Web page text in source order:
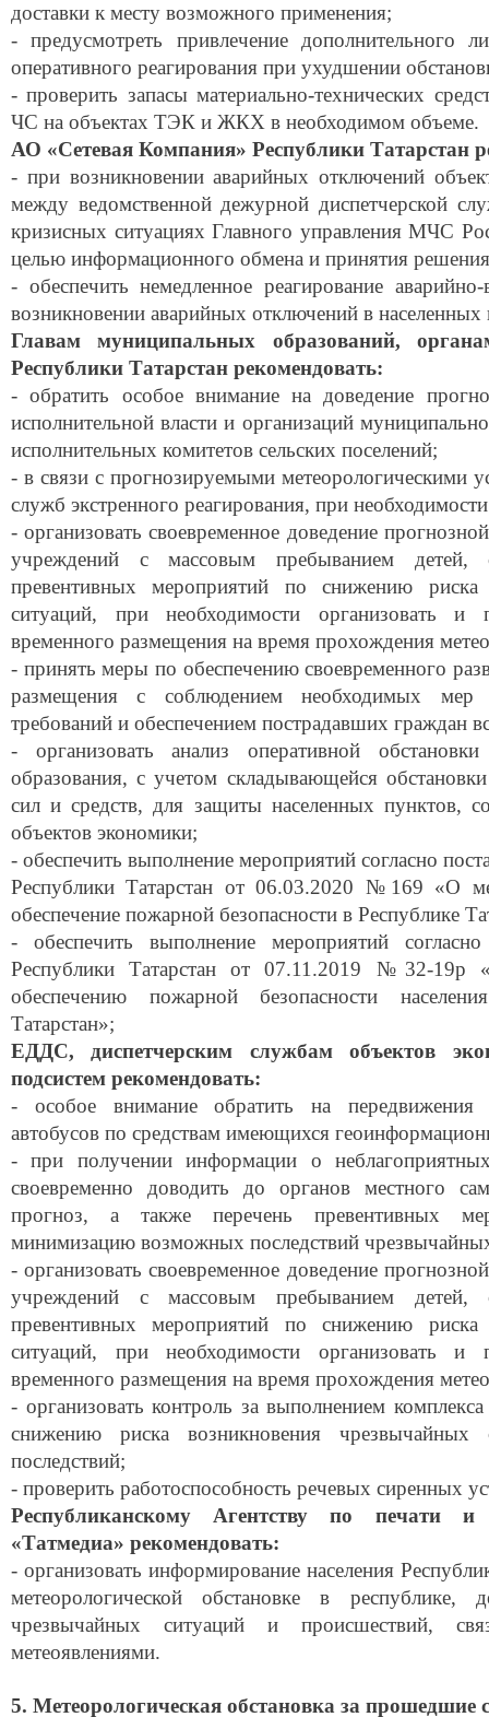
доставки к месту возможного применения;
- предусмотреть привлечение дополнительного
оперативного реагирования при ухудшении
- проверить запасы материально-технических
ЧС на объектах ТЭК и ЖКХ в необходимом объеме.
АО «Сетевая Компания» Республики Татарстан
- при возникновении аварийных отключений
между ведомственной дежурной диспетчерской
кризисных ситуациях Главного управления МЧС
целью информационного обмена и принятия
- обеспечить немедленное реагирование
возникновении аварийных отключений в населенных
Главам муниципальных образований,
Республики Татарстан рекомендовать:
- обратить особое внимание на доведение
исполнительной власти и организаций
исполнительных комитетов сельских поселений;
- в связи с прогнозируемыми метеорологическими
служб экстренного реагирования, при
- организовать своевременное доведение
учреждений с массовым пребыванием детей,
превентивных мероприятий по снижению риска
ситуаций, при необходимости организовать и
временного размещения на время прохождения
- принять меры по обеспечению своевременного
размещения с соблюдением необходимых мер
требований и обеспечением пострадавших граждан
- организовать анализ оперативной
образования, с учетом складывающейся
сил и средств, для защиты населенных пунктов,
объектов экономики;
- обеспечить выполнение мероприятий согласно
Республики Татарстан от 06.03.2020 №169 «О
обеспечение пожарной безопасности в Республике
- обеспечить выполнение мероприятий
Республики Татарстан от 07.11.2019 №32-19р
обеспечению пожарной безопасности
Татарстан»;
ЕДДС,
диспетчерским службам объектов
подсистем рекомендовать:
- особое внимание обратить на передвижения
автобусов по средствам имеющихся
- при получении информации о неблагоприятных
своевременно доводить до органов местного
прогноз, а также перечень превентивных
минимизацию возможных последствий
- организовать своевременное доведение
учреждений с массовым пребыванием детей,
превентивных мероприятий по снижению риска
ситуаций, при необходимости организовать и
временного размещения на время прохождения
- организовать контроль за выполнением
снижению риска возникновения
последствий;
- проверить работоспособность речевых сиренных
Республиканскому Агентству по печати
«Татмедиа» рекомендовать:
- организовать информирование населения
метеорологической обстановке в республике,
чрезвычайных ситуаций и происшествий,
метеоявлениями.
5. Метеорологическая обстановка за прошедшие